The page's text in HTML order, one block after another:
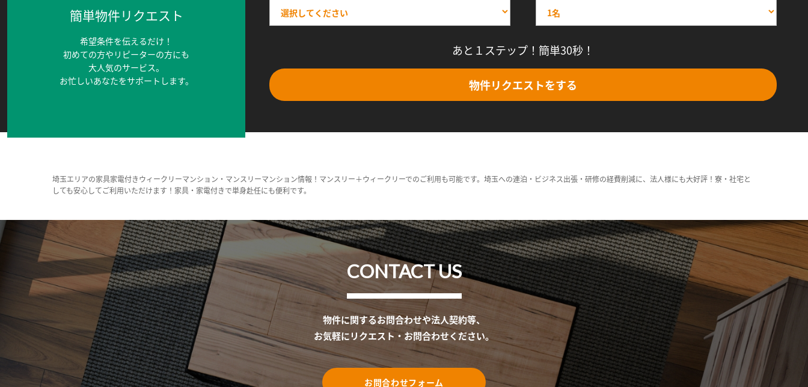
簡単物件リクエスト
希望条件を伝えるだけ！
初めての方やリピーターの方にも
大人気のサービス。
お忙しいあなたをサポートします。
あと１ステップ！簡単30秒！
物件リクエストをする
埼玉エリアの家具家電付きウィークリーマンション・マンスリーマンション情報！マンスリー＋ウィークリーでのご利用も可能です。埼玉への連泊・ビジネス出張・研修の経費削減に、法人様にも大好評！寮・社宅と
しても安心してご利用いただけます！家具・家電付きで単身赴任にも便利です。
CONTACT US
物件に関するお問合わせや法人契約等、
お気軽にリクエスト・お問合わせください。
お問合わせフォーム